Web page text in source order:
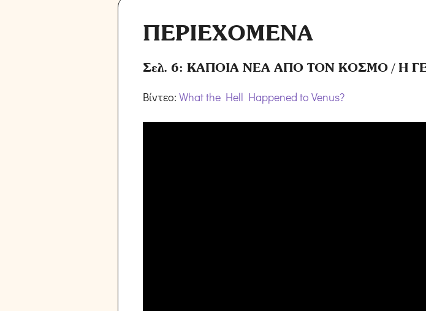
ΠΕΡΙΕΧΟΜΕΝΑ
Σελ. 6: ΚΑΠΟΙΑ ΝΕΑ ΑΠΟ ΤΟΝ ΚΟΣΜΟ / Η
Βίντεο: What the Hell Happened to Venus?